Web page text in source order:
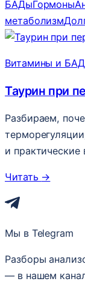
БАДыГормоны
метаболизм
Витамины и
Таурин при
Разбираем,
и
Читать →
Мы в Telegram
Разборы
— в нашем